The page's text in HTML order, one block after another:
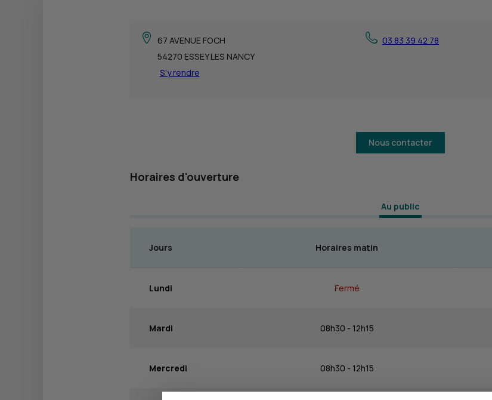
67 AVENUE FOCH
54270 ESSEY LES NANCY
S'y rendre
03 83 39 42 78
Nous contacter
Horaires d'ouverture
Au public
Jours Horaires matin
Lundi Fermé
Mardi 08h30 - 12h15
Mercredi 08h30 - 12h15